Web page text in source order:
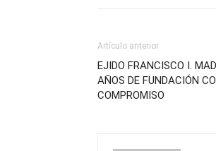
Artículo anterior
EJIDO FRANCISCO I.
AÑOS DE FUNDACIÓN
COMPROMISO